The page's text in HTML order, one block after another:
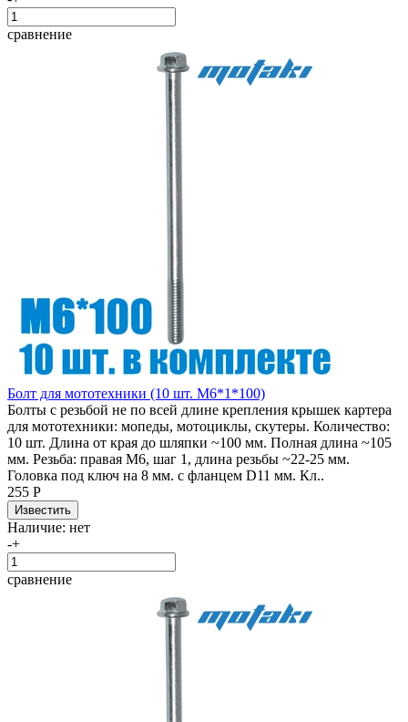
сравнение
Болт для мототехники (10 шт. М6*1*100)
Болты с резьбой не по всей длине крепления крышек картера
для мототехники: мопеды, мотоциклы, скутеры. Количество:
10 шт. Длина от края до шляпки ~100 мм. Полная длина ~105
мм. Резьба: правая М6, шаг 1, длина резьбы ~22-25 мм.
Головка под ключ на 8 мм. с фланцем D11 мм. Кл..
255 Р
Наличие: нет
-+
сравнение